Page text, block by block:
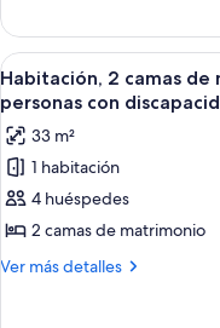
grande,
accesible
para
personas
con
discapacidad
(Hearing)
1
cama
de
matrimonio
grande,
accesible
para
personas
con
discapacidad
Abrir
todas
las
fotos
de
Habitación,
2
camas
10
Habitación, 2 camas
personas con
33 m²
1 habitación
4 huéspedes
2 camas de matrimonio
Ver más detalles
Más